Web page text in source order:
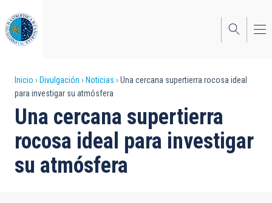
al
contenido
principal
Sobrescribir
enlaces
de
ayuda
a
Inicio Divulgación Noticias
Una cercana supertierra rocosa ideal
para investigar su atmósfera
Una cercana supertierra
rocosa ideal para investigar
su atmósfera